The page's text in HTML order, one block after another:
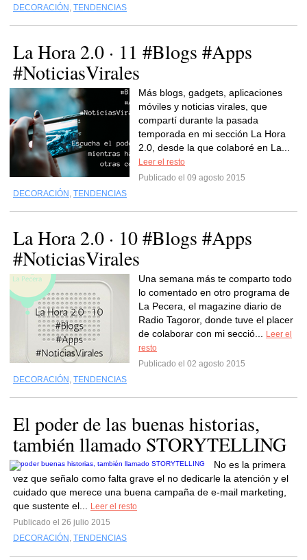
DECORACIÓN , TENDENCIAS
La Hora 2.0 · 11 #Blogs #Apps
#NoticiasVirales
Más blogs, gadgets, aplicaciones
móviles y noticias virales, que
compartí durante la pasada
temporada en mi sección La Hora
2.0, desde la que colaboré en La...
Leer el resto
Publicado el 09 agosto 2015
DECORACIÓN , TENDENCIAS
La Hora 2.0 · 10 #Blogs #Apps
#NoticiasVirales
Una semana más te comparto todo
lo comentado en otro programa de
La Pecera, el magazine diario de
Radio Tagoror, donde tuve el placer
de colaborar con mi secció...
Leer el
resto
Publicado el 02 agosto 2015
DECORACIÓN , TENDENCIAS
El poder de las buenas historias,
también llamado STORYTELLING
No es la primera
vez que señalo como falta grave el no dedicarle la atención y el
cuidado que merece una buena campaña de e-mail marketing,
que sustente el...
Leer el resto
Publicado el 26 julio 2015
DECORACIÓN , TENDENCIAS